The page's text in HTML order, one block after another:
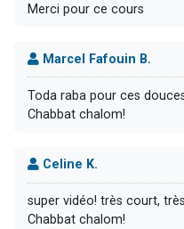
Merci pour ce cours
Marcel Fafouin B.
Toda raba pour ces
Chabbat chalom!
Celine K.
super vidéo! très court,
Chabbat chalom!